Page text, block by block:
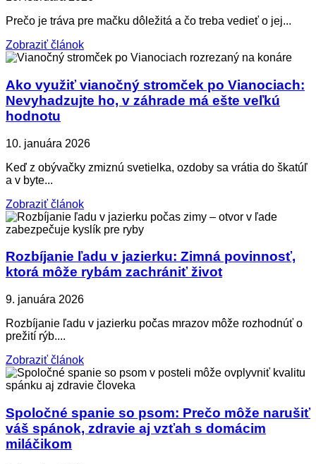
Prečo je tráva pre mačku dôležitá a čo treba vedieť o jej...
Zobraziť článok
Ako využiť vianočný stromček po Vianociach:
Nevyhadzujte ho, v záhrade má ešte veľkú
hodnotu
10. januára 2026
Keď z obývačky zmiznú svetielka, ozdoby sa vrátia do škatúľ
a v byte...
Zobraziť článok
Rozbíjanie ľadu v jazierku: Zimná povinnosť,
ktorá môže rybám zachrániť život
9. januára 2026
Rozbíjanie ľadu v jazierku počas mrazov môže rozhodnúť o
prežití rýb....
Zobraziť článok
Spoločné spanie so psom: Prečo môže narušiť
váš spánok, zdravie aj vzťah s domácim
miláčikom